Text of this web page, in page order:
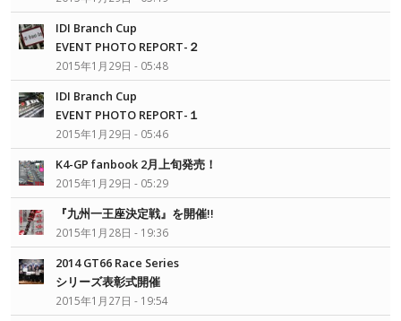
IDI Branch Cup
EVENT PHOTO REPORT-２
2015年1月29日 - 05:48
IDI Branch Cup
EVENT PHOTO REPORT-１
2015年1月29日 - 05:46
K4-GP fanbook 2月上旬発売！
2015年1月29日 - 05:29
『九州一王座決定戦』を開催!!
2015年1月28日 - 19:36
2014 GT66 Race Series
シリーズ表彰式開催
2015年1月27日 - 19:54